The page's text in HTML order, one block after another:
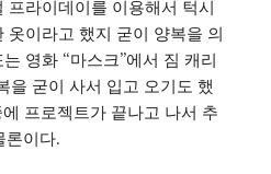
프라이데이를 이용해서 턱시
옷이라고 했지 굳이 양복을 의
영화 “마스크”에서 짐 캐리
을 굳이 사서 입고 오기도 했
프로젝트가 끝나고 나서 추
론이다.